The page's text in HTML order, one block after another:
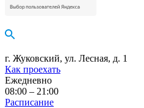
г. Жуковский, ул. Лесная, д. 1
Как проехать
Ежедневно
08:00 – 21:00
Расписание